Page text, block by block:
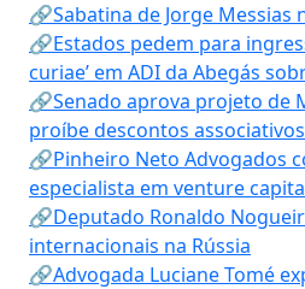
🔗Sabatina de Jorge Messias
🔗Estados pedem para
curiae’ em ADI da Abegás
🔗Senado aprova projeto de
proíbe descontos
🔗Pinheiro Neto Advogados
especialista em venture
🔗Deputado Ronaldo
internacionais na Rússia
🔗Advogada Luciane Tomé